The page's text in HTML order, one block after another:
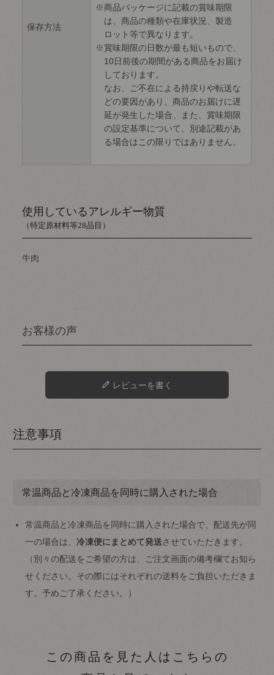
保存方法
商品パッケージに記載の賞味期限
は、商品の種類や在庫状況、製造
ロット等で異なります。
賞味期限の日数が最も短いもので、
10日前後の期間がある商品をお届け
しております。
なお、ご不在による持戻りや転送な
どの要因があり、商品のお届けに遅
延が発生した場合、また、賞味期限
の設定基準について、別途記載があ
る場合はこの限りではありません。
使用しているアレルギー物質
（特定原材料等28品目）
牛肉
レビューを書く
注意事項
常温商品と冷凍商品を同時に購入された場合
常温商品と冷凍商品を同時に購入された場合で、配送先が同
一の場合は、冷凍便にまとめて発送させていただきます。
（別々の配送をご希望の方は、ご注文画面の備考欄てお知ら
せください。その際にはそれぞれの送料をご負担いただきま
す。予めご了承ください。）
この商品を見た人はこちらの